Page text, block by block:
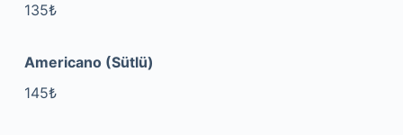
135₺
Americano (Sütlü)
145₺